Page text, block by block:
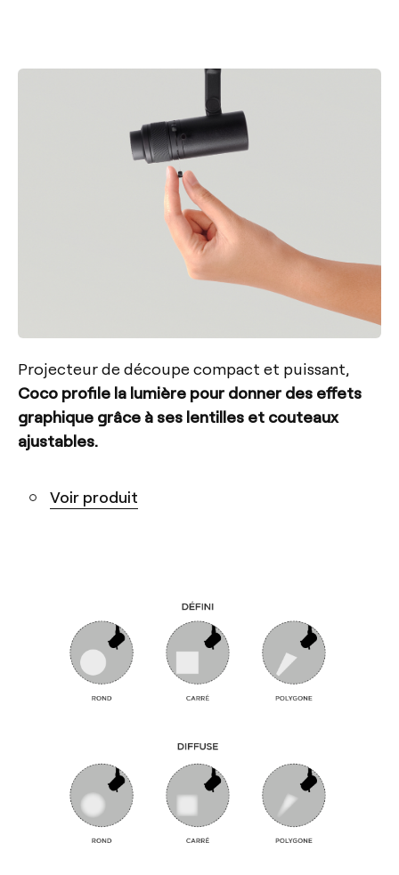
Projecteur de découpe compact et puissant,
Coco profile la lumière pour donner des effets
graphique grâce à ses lentilles et couteaux
ajustables.
Voir produit